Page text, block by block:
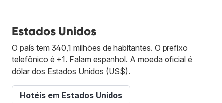
Estados Unidos
O país tem 340,1 milhões de habitantes. O prefixo
telefônico é +1. Falam espanhol. A moeda oficial é
dólar dos Estados Unidos (US$).
Hotéis em Estados Unidos